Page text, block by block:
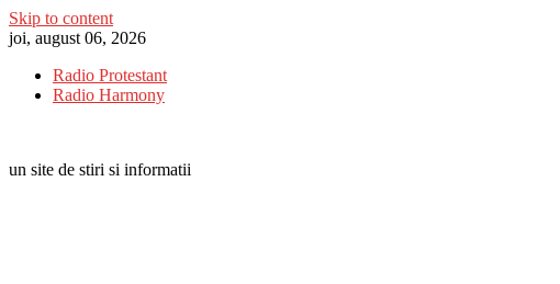
Skip to content
joi, august 06, 2026
Radio Protestant
Radio Harmony
un site de stiri si informatii